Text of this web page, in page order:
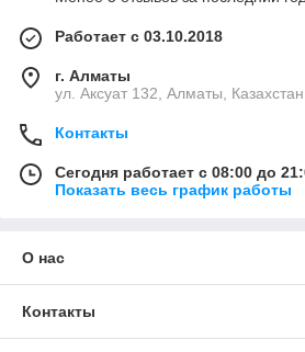
Работает с 03.10.2018
г. Алматы
ул. Аксуат 132, Алматы, Казахстан
Контакты
Сегодня работает с 08:00 до
Показать весь график работы
О нас
Контакты